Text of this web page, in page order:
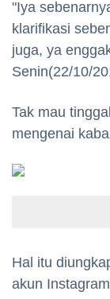
"Iya
klarifikasi
juga, ya
Senin(22/10/
Tak mau
mengenai
Hal itu
akun